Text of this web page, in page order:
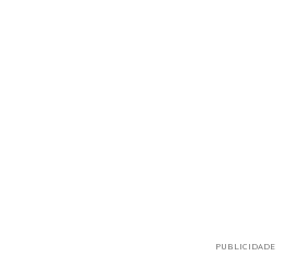
PUBLICIDADE